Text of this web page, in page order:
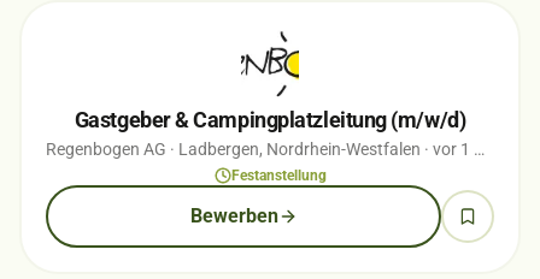
Gastgeber & Campingplatzleitung (m/w/d)
Regenbogen AG · Ladbergen, Nordrhein-Westfalen · vor 1 Monaten
Festanstellung
Bewerben